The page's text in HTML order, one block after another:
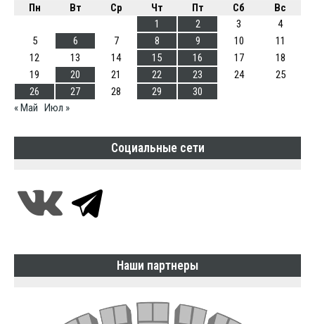
Пн
Вт Ср Чт Пт Сб
Вс
1
2 3
4
5
6 7 8 9 10
11
12
13 14 15 16 17
18
19
20 21 22 23 24
25
26
27 28 29
30
« Май Июл »
Социальные сети
Наши партнеры